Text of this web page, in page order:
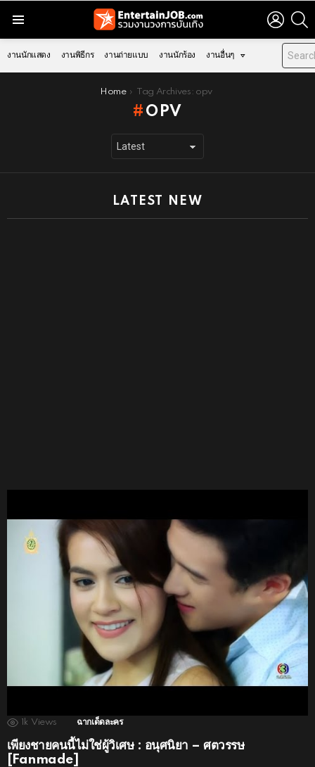
LOGIN
งานนักแสดง งานพิธีกร งานถ่ายแบบ งานนักร้อง งานอื่นๆ
Home Tag Archives: opv
OPV
LATEST NEW
1k Views ฉากเด็ดละคร
เพียงชายคนนี้ไม่ใช่ผู้วิเศษ : อนุศนิยา – ศตวรรษ
[Fanmade]